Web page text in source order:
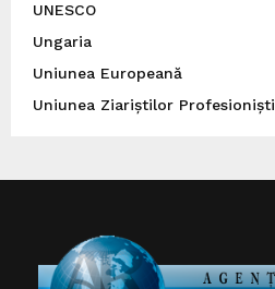
UNESCO
Ungaria
Uniunea Europeană
Uniunea Ziariștilor